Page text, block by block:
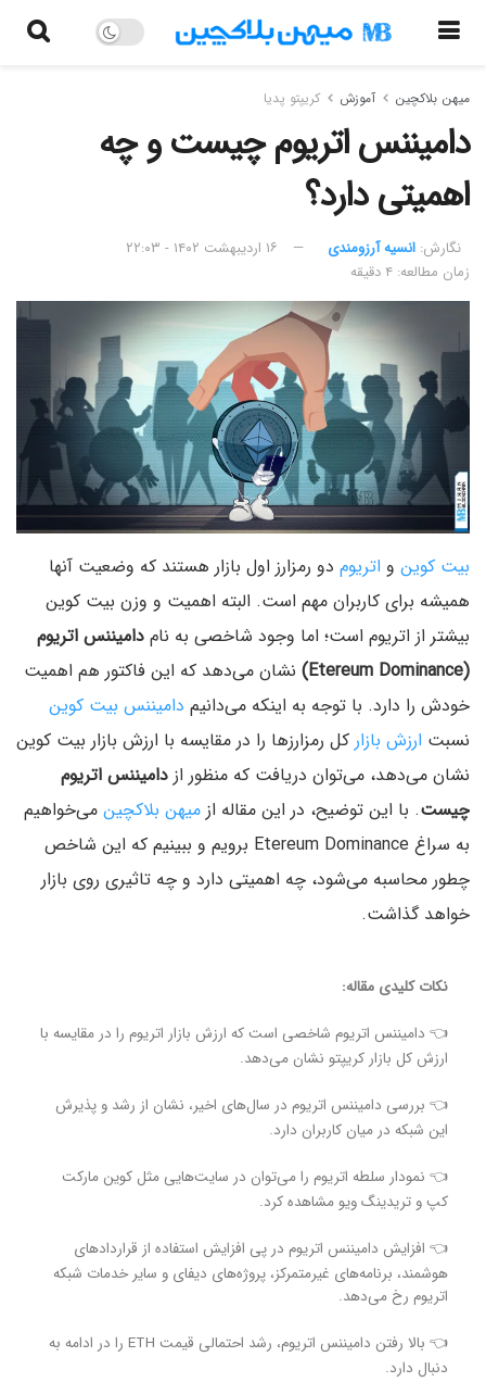
میهن بلاکچین آموزش کریپتو پدیا
دامیننس اتریوم چیست و چه
اهمیتی دارد؟
نگارش:‌ انسیه آرزومندی
۱۶ اردیبهشت ۱۴۰۲ - ۲۲:۰۳
زمان مطالعه: ۴ دقیقه
بیت کوین و اتریوم دو رمزارز اول بازار هستند که وضعیت آنها
همیشه برای کاربران مهم است. البته اهمیت و وزن بیت کوین
بیشتر از اتریوم است؛ اما وجود شاخصی به نام دامیننس اتریوم
(Etereum Dominance)
نشان می‌دهد که این فاکتور هم اهمیت
خودش را دارد. با توجه به اینکه می‌دانیم دامیننس بیت کوین
نسبت ارزش بازار کل رمزارزها را در مقایسه با ارزش بازار بیت کوین
نشان می‌دهد، می‌توان دریافت که منظور از دامیننس اتریوم
چیست. با این توضیح، در این مقاله از میهن بلاکچین می‌خواهیم
به سراغ Etereum Dominance برویم و ببینیم که این شاخص
چطور محاسبه می‌شود، چه اهمیتی دارد و چه تاثیری روی بازار
خواهد گذاشت.
نکات کلیدی مقاله:
👈 دامیننس اتریوم شاخصی است که ارزش بازار اتریوم را در مقایسه با
ارزش کل بازار کریپتو نشان می‌دهد.
👈 بررسی دامیننس اتریوم در سال‌های اخیر، نشان از رشد و پذیرش
این شبکه در میان کاربران دارد.
👈 نمودار سلطه اتریوم را می‌توان در سایت‌هایی مثل کوین مارکت
کپ و تریدینگ ویو مشاهده کرد.
👈 افزایش دامیننس اتریوم در پی افزایش استفاده از قراردادهای
هوشمند، برنامه‌های غیرمتمرکز، پروژه‌های دیفای و سایر خدمات شبکه
اتریوم رخ می‌دهد.
👈 بالا رفتن دامیننس اتریوم، رشد احتمالی قیمت ETH‌ را در ادامه به
دنبال دارد.